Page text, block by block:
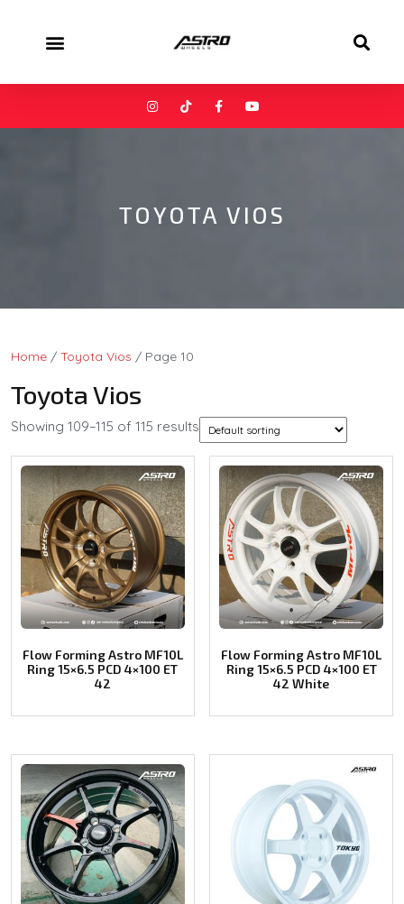
TOYOTA VIOS
Home / Toyota Vios / Page 10
Toyota Vios
Showing 109–115 of 115 results
Flow Forming Astro MF10L
Ring 15×6.5 PCD 4×100 ET
42
Flow Forming Astro MF10L
Ring 15×6.5 PCD 4×100 ET
42 White